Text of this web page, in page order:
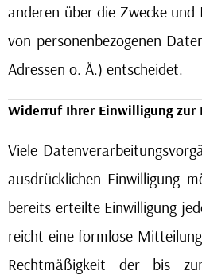
anderen über die Zwecke
von personenbezogenen
Adressen o. Ä.) entscheidet.
Widerruf Ihrer Einwilligung zur
Viele
ausdrücklichen Einwilligung
bereits erteilte Einwilligung
reicht eine formlose
Rechtmäßigkeit der bis